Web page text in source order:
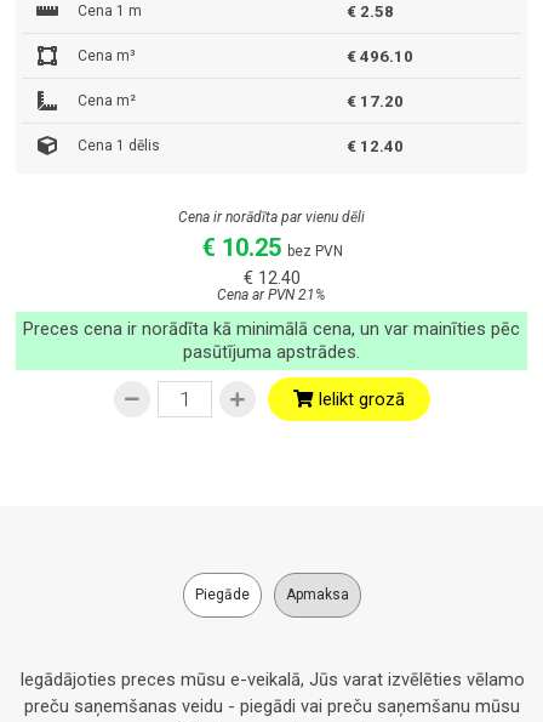
Cena 1 m € 2.58
Cena m³ € 496.10
Cena m² € 17.20
Cena 1 dēlis € 12.40
Cena ir norādīta par vienu dēli
€ 10.25 bez PVN
€ 12.40
Cena ar PVN 21%
Preces cena ir norādīta kā minimālā cena, un var mainīties pēc
pasūtījuma apstrādes.
Ielikt grozā
Piegāde Apmaksa
Iegādājoties preces mūsu e-veikalā, Jūs varat izvēlēties vēlamo
preču saņemšanas veidu - piegādi vai preču saņemšanu mūsu